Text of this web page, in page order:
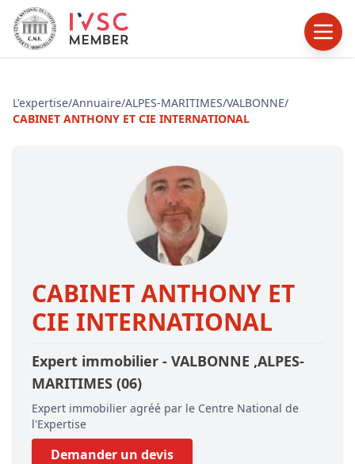
L'expertise/Annuaire/ALPES-MARITIMES/VALBONNE/
CABINET ANTHONY ET CIE INTERNATIONAL
CABINET ANTHONY ET
CIE INTERNATIONAL
Expert immobilier - VALBONNE ,ALPES-
MARITIMES (06)
Expert immobilier agréé par le Centre National de
l'Expertise
Demander un devis